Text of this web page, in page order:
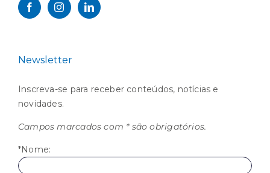
Newsletter
Inscreva-se para receber conteúdos, notícias e
novidades.
Campos marcados com * são obrigatórios.
*Nome: